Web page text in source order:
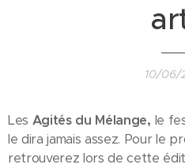
10/06/
Les Agités du Mélange, le
le dira jamais assez. Pour le
retrouverez lors de cette